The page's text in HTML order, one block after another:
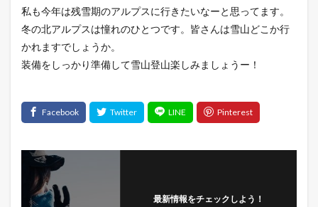
私も今年は残雪期のアルプスに行きたいなーと思ってます。
冬の北アルプスは憧れのひとつです。皆さんは雪山どこか行
かれますでしょうか。
装備をしっかり準備して雪山登山楽しみましょうー！
最新情報をチェックしよう！